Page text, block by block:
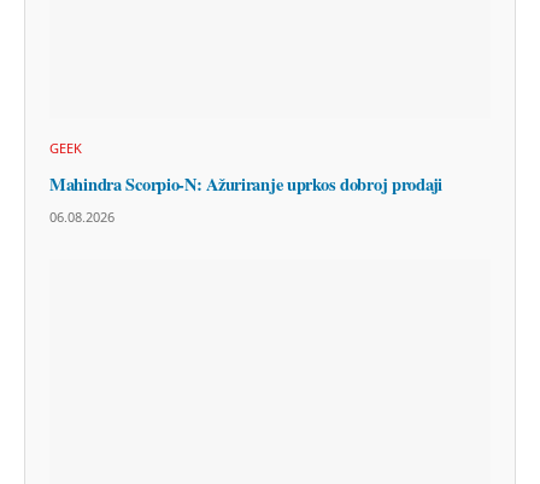
GEEK
Mahindra Scorpio-N: Ažuriranje uprkos dobroj prodaji
06.08.2026